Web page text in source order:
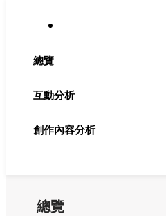
總覽
互動分析
創作內容分析
總覽